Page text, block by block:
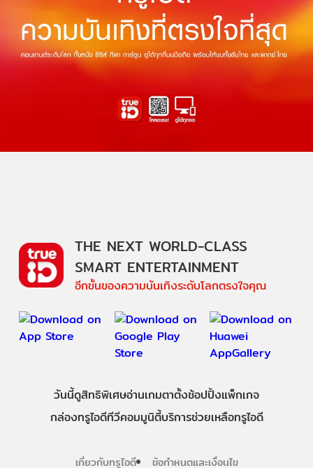
THE NEXT WORLD-CLASS
SMART ENTERTAINMENT
อีกขั้นของความบันเทิงระดับโลกตรงใจคุณ
วันนี้ดูสิทธิพิเศษอ่านเกมตาตั้งช้อปปิ้งแพ็กเกจ
กล่องทรูไอดีทีวีคอมมูนิตี้บริการช่วยเหลือทรูไอดี
เกี่ยวกับทรูไอดี ข้อกำหนดและเงื่อนไข